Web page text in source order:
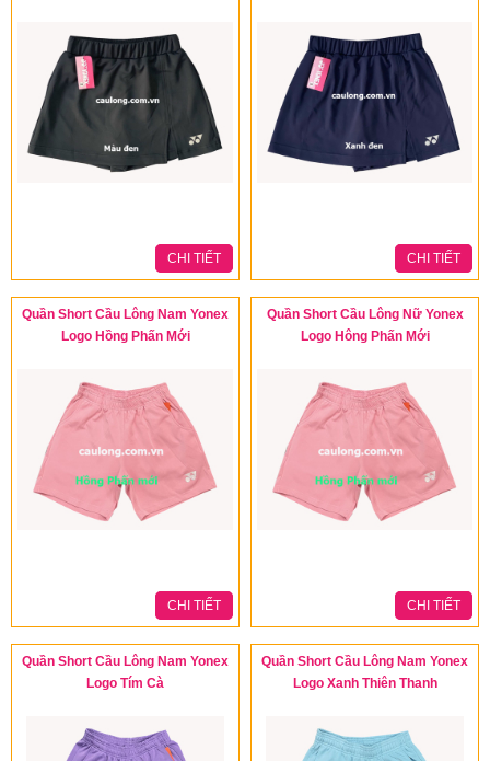
CHI TIẾT CHI TIẾT
Quần Short Cầu Lông Nam Yonex
Logo Hồng Phấn Mới
CHI TIẾT
Quần Short Cầu Lông Nữ Yonex
Logo Hông Phấn Mới
CHI TIẾT
Quần Short Cầu Lông Nam Yonex
Logo Tím Cà
Quần Short Cầu Lông Nam Yonex
Logo Xanh Thiên Thanh